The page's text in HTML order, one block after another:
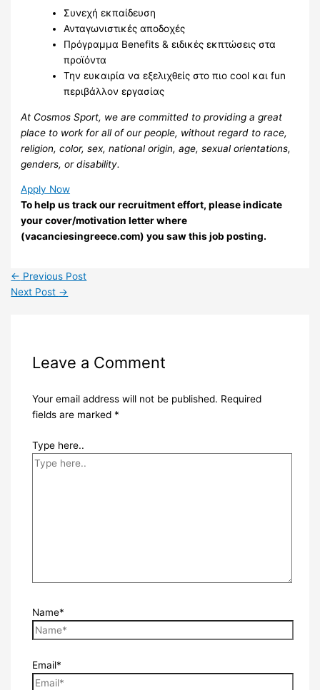
Συνεχή εκπαίδευση
Ανταγωνιστικές αποδοχές
Πρόγραμμα Benefits & ειδικές εκπτώσεις στα
προϊόντα
Την ευκαιρία να εξελιχθείς στο πιο cool και fun
περιβάλλον εργασίας
At Cosmos Sport, we are committed to providing a great
place to work for all of our people, without regard to race,
religion, color, sex, national origin, age, sexual orientations,
genders, or disability.
Apply Now
To help us track our recruitment effort, please indicate
your cover/motivation letter where
(vacanciesingreece.com) you saw this job posting.
← Previous Post
Next Post →
Leave a Comment
Your email address will not be published. Required
fields are marked *
Type here..
Name*
Email*